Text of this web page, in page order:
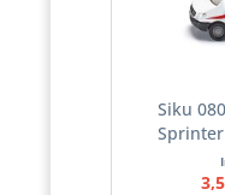
Siku